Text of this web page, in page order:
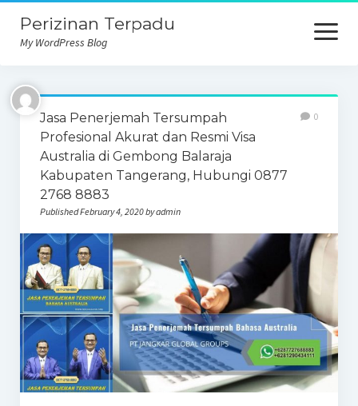
Perizinan Terpadu
My WordPress Blog
open
menu
Jasa Penerjemah Tersumpah
Profesional Akurat dan Resmi Visa
Australia di Gembong Balaraja
Kabupaten Tangerang, Hubungi 0877
2768 8883
Published February 4, 2020 by admin
0